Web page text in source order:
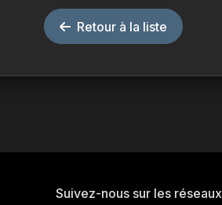
Retour à la liste
Suivez-nous sur les